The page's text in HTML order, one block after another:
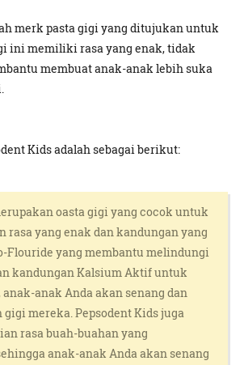
merk pasta gigi yang ditujukan untuk
ini memiliki rasa yang enak, tidak
membuat anak-anak lebih suka
Kids adalah sebagai berikut:
oasta gigi yang cocok untuk
rasa yang enak dan kandungan yang
Flouride yang membantu melindungi
kandungan Kalsium Aktif untuk
anak Anda akan senang dan
mereka. Pepsodent Kids juga
rasa buah-buahan yang
anak-anak Anda akan senang